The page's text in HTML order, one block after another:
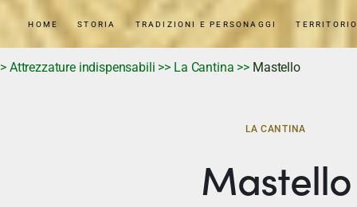
HOME STORIA TRADIZIONI E PERSONAGGI TERRITORIO
Attrezzature indispensabili >> La Cantina >> Mastello
LA CANTINA
Mastello